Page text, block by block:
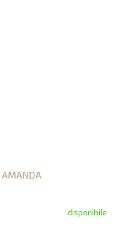
disponibile